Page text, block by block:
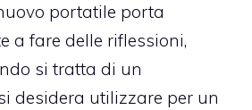
portatile porta
a fare delle riflessioni,
si tratta di un
desidera utilizzare per un